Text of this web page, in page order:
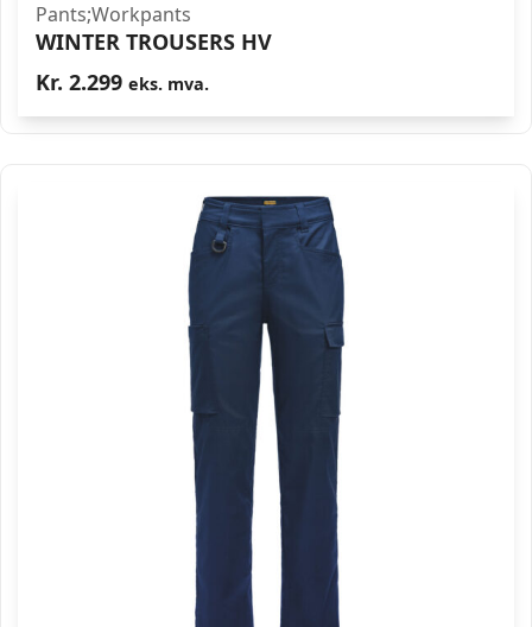
Pants;Workpants
WINTER TROUSERS HV
Kr. 2.299 eks. mva.